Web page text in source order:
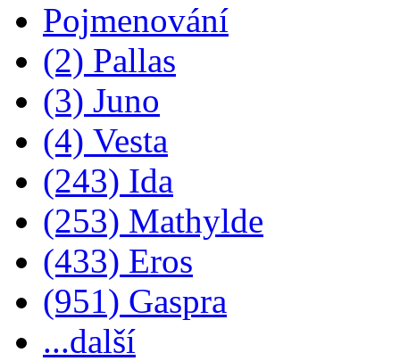
Pojmenování
(2) Pallas
(3) Juno
(4) Vesta
(243) Ida
(253) Mathylde
(433) Eros
(951) Gaspra
...další